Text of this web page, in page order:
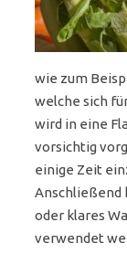
wie zum
welche sich
wird in eine
vorsichtig
einige Zeit
Anschließend
oder klares
verwendet